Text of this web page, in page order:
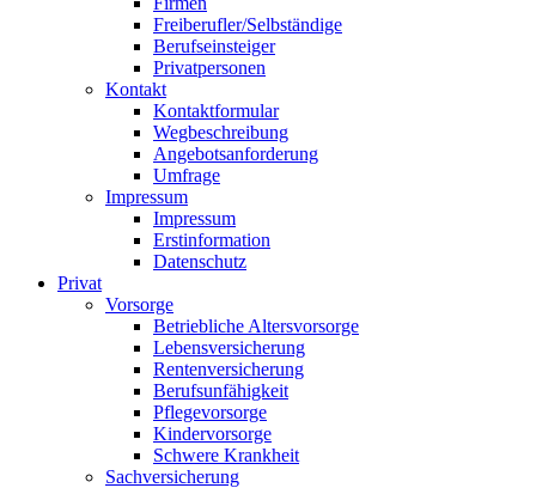
Freiberufler/Selbständige
Berufseinsteiger
Privatpersonen
Kontakt
Kontaktformular
Wegbeschreibung
Angebotsanforderung
Umfrage
Impressum
Impressum
Erstinformation
Datenschutz
Privat
Vorsorge
Betriebliche Altersvorsorge
Lebensversicherung
Rentenversicherung
Berufsunfähigkeit
Pflegevorsorge
Kindervorsorge
Schwere Krankheit
Sachversicherung